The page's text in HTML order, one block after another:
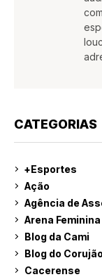
CATEGORIAS
+Esportes
Ação
Agência de
Arena Feminina
Blog da Cami
Blog do Corujão
Cacerense